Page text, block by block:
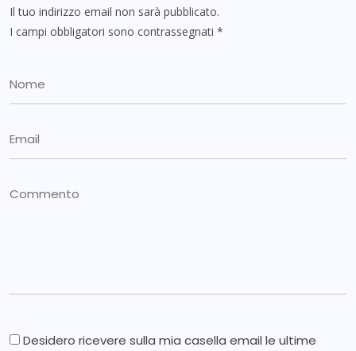
Il tuo indirizzo email non sarà pubblicato.
I campi obbligatori sono contrassegnati *
Desidero ricevere sulla mia casella email le ultime